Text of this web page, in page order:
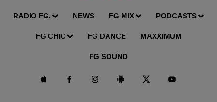
RADIO FG. NEWS FG MIX PODCASTS
FG CHIC FG DANCE MAXXIMUM
FG SOUND